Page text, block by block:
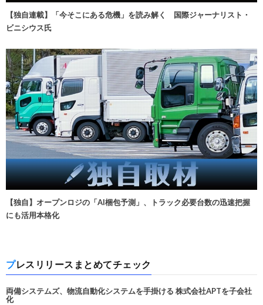
【独自連載】「今そこにある危機」を読み解く 国際ジャーナリスト・
ビニシウス氏
【独自】オープンロジの「AI梱包予測」、トラック必要台数の迅速把握
にも活用本格化
プレスリリースまとめてチェック
両備システムズ、物流自動化システムを手掛ける 株式会社APTを子会社
化